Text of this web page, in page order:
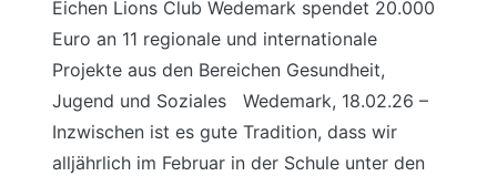
Eichen Lions Club Wedemark spendet 20.000
Euro an 11 regionale und internationale
Projekte aus den Bereichen Gesundheit,
Jugend und Soziales Wedemark, 18.02.26 –
Inzwischen ist es gute Tradition, dass wir
alljährlich im Februar in der Schule unter den